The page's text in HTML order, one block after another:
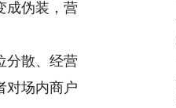
成伪装，营
分散、经营
对场内商户